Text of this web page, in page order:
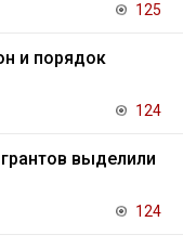
125
и порядок
124
выделили
124